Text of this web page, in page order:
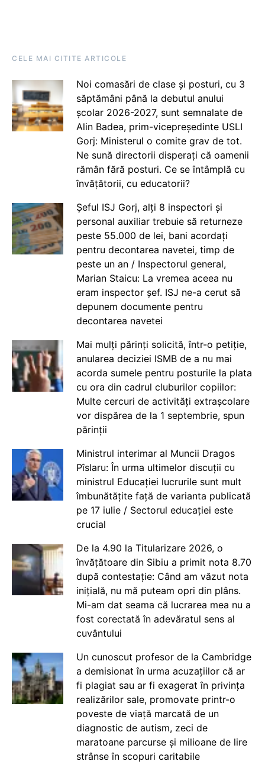
CELE MAI CITITE ARTICOLE
Noi comasări de clase și posturi, cu 3
săptămâni până la debutul anului
școlar 2026-2027, sunt semnalate de
Alin Badea, prim-vicepreședinte USLI
Gorj: Ministerul o comite grav de tot.
Ne sună directorii disperați că oamenii
rămân fără posturi. Ce se întâmplă cu
învățătorii, cu educatorii?
Șeful ISJ Gorj, alți 8 inspectori și
personal auxiliar trebuie să returneze
peste 55.000 de lei, bani acordați
pentru decontarea navetei, timp de
peste un an / Inspectorul general,
Marian Staicu: La vremea aceea nu
eram inspector șef. ISJ ne-a cerut să
depunem documente pentru
decontarea navetei
Mai mulți părinți solicită, într-o petiție,
anularea deciziei ISMB de a nu mai
acorda sumele pentru posturile la plata
cu ora din cadrul cluburilor copiilor:
Multe cercuri de activități extrașcolare
vor dispărea de la 1 septembrie, spun
părinții
Ministrul interimar al Muncii Dragos
Pîslaru: În urma ultimelor discuții cu
ministrul Educației lucrurile sunt mult
îmbunătățite față de varianta publicată
pe 17 iulie / Sectorul educației este
crucial
De la 4.90 la Titularizare 2026, o
învățătoare din Sibiu a primit nota 8.70
după contestație: Când am văzut nota
inițială, nu mă puteam opri din plâns.
Mi-am dat seama că lucrarea mea nu a
fost corectată în adevăratul sens al
cuvântului
Un cunoscut profesor de la Cambridge
a demisionat în urma acuzațiilor că ar
fi plagiat sau ar fi exagerat în privința
realizărilor sale, promovate printr-o
poveste de viață marcată de un
diagnostic de autism, zeci de
maratoane parcurse și milioane de lire
strânse în scopuri caritabile